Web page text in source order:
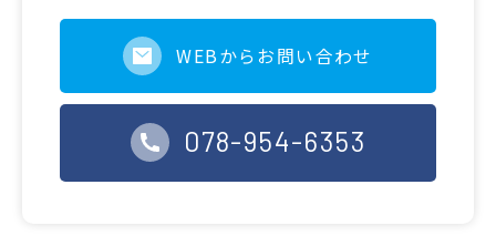
WEBからお問い合わせ
078-954-6353